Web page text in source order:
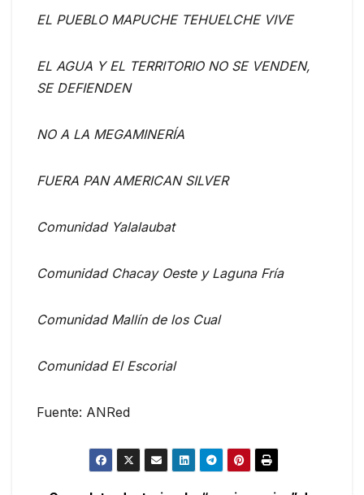
EL PUEBLO MAPUCHE TEHUELCHE VIVE
EL AGUA Y EL TERRITORIO NO SE VENDEN,
SE DEFIENDEN
NO A LA MEGAMINERÍA
FUERA PAN AMERICAN SILVER
Comunidad Yalalaubat
Comunidad Chacay Oeste y Laguna Fría
Comunidad Mallín de los Cual
Comunidad El Escorial
Fuente: ANRed